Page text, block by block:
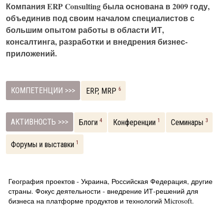
Компания ERP Consulting была основана в 2009 году,
объединив под своим началом специалистов с
большим опытом работы в области ИТ,
консалтинга, разработки и внедрения бизнес-
приложений.
КОМПЕТЕНЦИИ >>> ERP, MRP 6
АКТИВНОСТЬ >>> Блоги 4 Конференции 1 Семинары 3
Форумы и выставки 1
География проектов - Украина, Российская Федерация, другие
страны. Фокус деятельности - внедрение ИТ-решений для
бизнеса на платформе продуктов и технологий Microsoft.